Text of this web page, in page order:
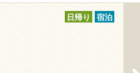
日帰り 宿泊